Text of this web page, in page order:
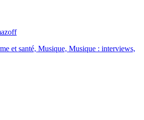
et santé, Musique, Musique : interviews,